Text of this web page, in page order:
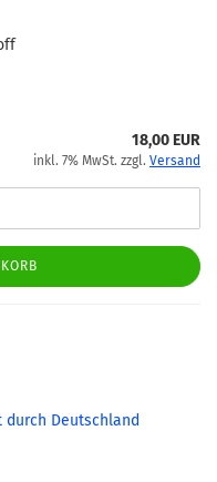
18,00 EUR
inkl. 7% MwSt. zzgl. Versand